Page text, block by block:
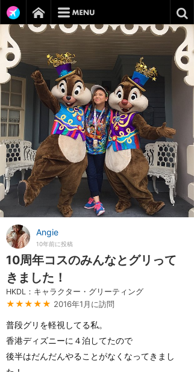
Angie
10年前に投稿
10周年コスのみんなとグリって
きました！
HKDL：キャラクター・グリーティング
★★★★★ 2016年1月に訪問
普段グリを軽視してる私。
香港ディズニーに４泊してたので
後半はだんだんやることがなくなってきまし